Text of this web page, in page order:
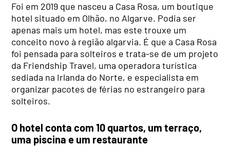
Foi em 2019 que nasceu a Casa Rosa, um boutique
hotel situado em Olhão, no Algarve. Podia ser
apenas mais um hotel, mas este trouxe um
conceito novo à região algarvia. É que a Casa Rosa
foi pensada para solteiros e trata-se de um projeto
da Friendship Travel, uma operadora turística
sediada na Irlanda do Norte, e especialista em
organizar pacotes de férias no estrangeiro para
solteiros.
O hotel conta com 10 quartos, um terraço,
uma piscina e um restaurante